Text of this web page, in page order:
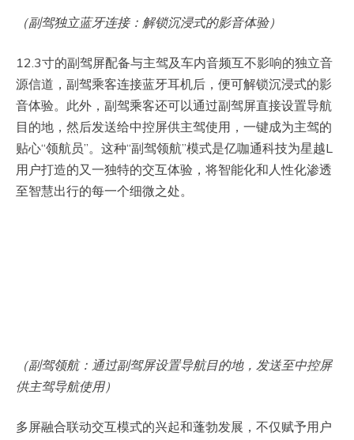
（副驾独立蓝牙连接：解锁沉浸式的影音体验）
12.3寸的副驾屏配备与主驾及车内音频互不影响的独立音
源信道，副驾乘客连接蓝牙耳机后，便可解锁沉浸式的影
音体验。此外，副驾乘客还可以通过副驾屏直接设置导航
目的地，然后发送给中控屏供主驾使用，一键成为主驾的
贴心“领航员”。这种“副驾领航”模式是亿咖通科技为星越L
用户打造的又一独特的交互体验，将智能化和人性化渗透
至智慧出行的每一个细微之处。
（副驾领航：通过副驾屏设置导航目的地，发送至中控屏
供主驾导航使用）
多屏融合联动交互模式的兴起和蓬勃发展，不仅赋予用户